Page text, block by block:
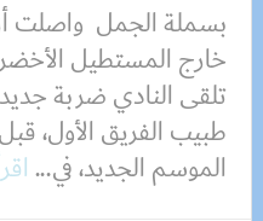
بسملة الجمل واصلت
خارج المستطيل
تلقى النادي ضربة
طبيب الفريق الأول،
الموسم الجديد، في...